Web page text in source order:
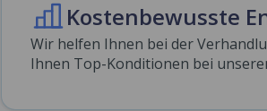
Kostenbewusste
Wir helfen Ihnen bei der
Ihnen Top-Konditionen bei